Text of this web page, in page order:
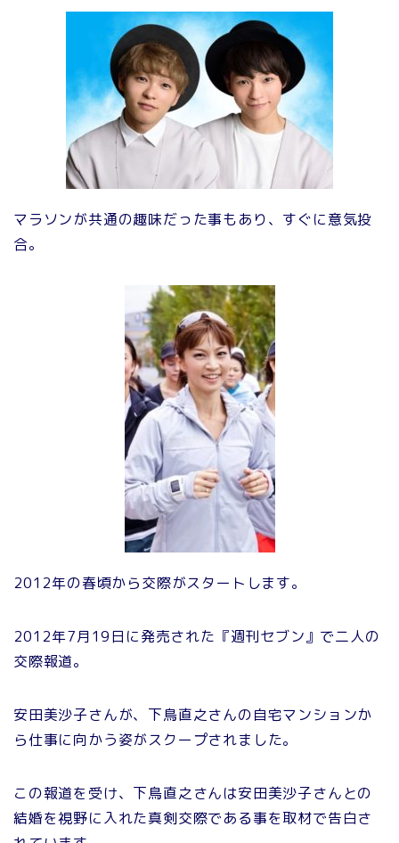
マラソンが共通の趣味だった事もあり、すぐに意気投
合。
2012年の春頃から交際がスタートします。
2012年7月19日に発売された『週刊セブン』で二人の
交際報道。
安田美沙子さんが、下鳥直之さんの自宅マンションか
ら仕事に向かう姿がスクープされました。
この報道を受け、下鳥直之さんは安田美沙子さんとの
結婚を視野に入れた真剣交際である事を取材で告白さ